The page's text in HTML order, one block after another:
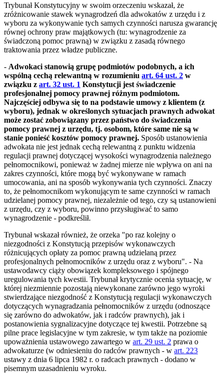
Trybunał Konstytucyjny w swoim orzeczeniu wskazał, że
zróżnicowanie stawek wynagrodzeń dla adwokatów z urzędu i z
wyboru za wykonywanie tych samych czynności narusza gwarancję
równej ochrony praw majątkowych (tu: wynagrodzenie za
świadczoną pomoc prawną) w związku z zasadą równego
traktowania przez władze publiczne.
- Adwokaci stanowią grupę podmiotów podobnych, a ich
wspólną cechą relewantną w rozumieniu art. 64 ust. 2 w
związku z art. 32 ust. 1 Konstytucji jest świadczenie
profesjonalnej pomocy prawnej różnym podmiotom.
Najczęściej odbywa się to na podstawie umowy z klientem (z
wyboru), jednak w określonych sytuacjach prawnych adwokat
może zostać zobowiązany przez państwo do świadczenia
pomocy prawnej z urzędu, tj. osobom, które same nie są w
stanie ponieść kosztów pomocy prawnej. Sposób ustanowienia
adwokata nie jest jednak cechą relewantną z punktu widzenia
regulacji prawnej dotyczącej wysokości wynagrodzenia należnego
pełnomocnikowi, ponieważ w żadnej mierze nie wpływa on ani na
zakres czynności, które mogą być wykonywane w ramach
umocowania, ani na sposób wykonywania tych czynności. Znaczy
to, że pełnomocnikom wykonującym te same czynności w ramach
udzielanej pomocy prawnej, niezależnie od tego, czy są ustanowieni
z urzędu, czy z wyboru, powinno przysługiwać to samo
wynagrodzenie - podkreślił.
Trybunał wskazał również, że orzeka "po raz kolejny o
niezgodności z Konstytucją przepisów wykonawczych
różnicujących opłaty za pomoc prawną udzielaną przez
profesjonalnych pełnomocników z urzędu oraz z wyboru". - Na
ustawodawcy ciąży obowiązek kompleksowego i spójnego
uregulowania tych kwestii. Trybunał krytycznie ocenia sytuację, w
której niezmiennie pozostają niewykonane zarówno jego wyroki
stwierdzające niezgodność z Konstytucją regulacji wykonawczych
dotyczących wynagradzania pełnomocników z urzędu (odnoszące
się zarówno do adwokatów, jak i radców prawnych), jak i
postanowienia sygnalizacyjne dotyczące tej kwestii. Potrzebne są
pilne prace legislacyjne w tym zakresie, w tym także na poziomie
upoważnienia ustawowego zawartego w art. 29 ust. 2 prawa o
adwokaturze (w odniesieniu do radców prawnych - w art. 223
ustawy z dnia 6 lipca 1982 r. o radcach prawnych - dodano w
pisemnym uzasadnieniu wyroku.